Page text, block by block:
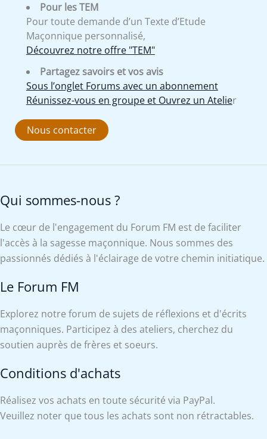
Pour les TEM
Pour toute demande d’un Texte d’Etude
Maçonnique personnalisé,
Découvrez notre offre "TEM"
Partagez savoirs et vos avis
Sous l’onglet Forums avec un abonnement
Réunissez-vous en groupe et Ouvrez un Atelier
Nous contacter
Qui sommes-nous ?
Le cœur de l'engagement du Forum FM est de faciliter
l'accès à la sagesse maçonnique. Nous sommes des
passionnés dédiés à l'éclairage de votre chemin initiatique.
Le Forum FM
Explorez notre forum de sujets de réflexions et d'écrits
maçonniques. Participez à des ateliers, cherchez du
soutien auprès de frères et soeurs.
Conditions d'achats
Réalisez vos achats en toute sécurité via PayPal.
Veuillez noter que tous les achats sont non rétractables.